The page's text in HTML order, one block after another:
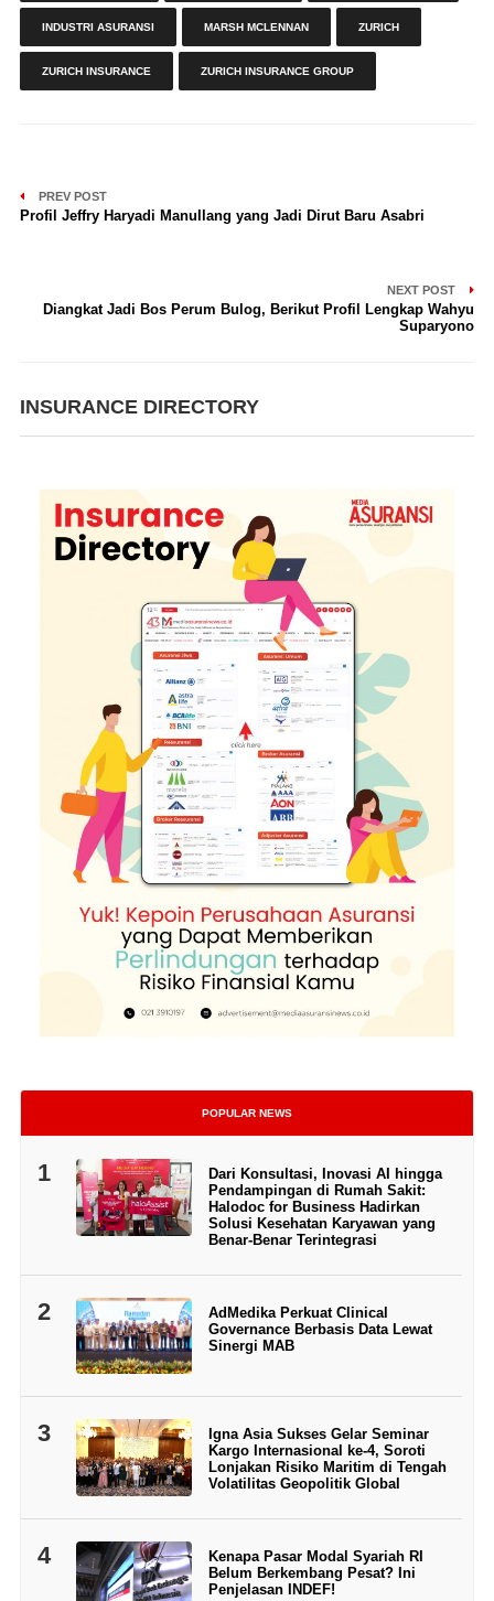
INDUSTRI ASURANSI MARSH MCLENNAN ZURICH
ZURICH INSURANCE ZURICH INSURANCE GROUP
PREV POST
Profil Jeffry Haryadi Manullang yang Jadi Dirut Baru Asabri
NEXT POST
Diangkat Jadi Bos Perum Bulog, Berikut Profil Lengkap Wahyu
Suparyono
INSURANCE DIRECTORY
POPULAR NEWS
1
Dari Konsultasi, Inovasi AI hingga
Pendampingan di Rumah Sakit:
Halodoc for Business Hadirkan
Solusi Kesehatan Karyawan yang
Benar-Benar Terintegrasi
2
AdMedika Perkuat Clinical
Governance Berbasis Data Lewat
Sinergi MAB
3
Igna Asia Sukses Gelar Seminar
Kargo Internasional ke-4, Soroti
Lonjakan Risiko Maritim di Tengah
Volatilitas Geopolitik Global
4
Kenapa Pasar Modal Syariah RI
Belum Berkembang Pesat? Ini
Penjelasan INDEF!